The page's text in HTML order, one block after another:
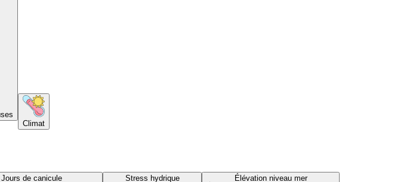
Climat
Jours de canicule
Stress hydrique
Élévation niveau mer